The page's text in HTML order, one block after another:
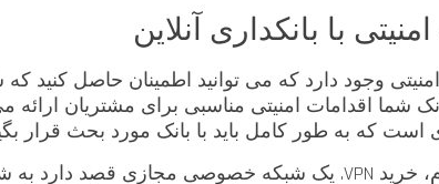
با بانکداری آنلاین
وجود دارد که می توانید اطمینان حاصل کنید
شما اقدامات امنیتی مناسبی برای مشتریان ارائه
که به طور کامل باید با بانک مورد بحث قرار